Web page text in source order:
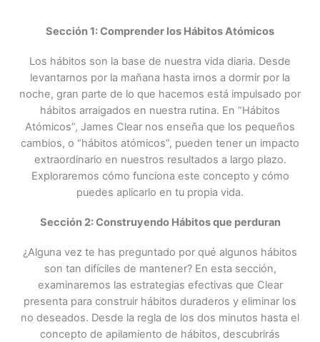
Sección 1: Comprender los Hábitos Atómicos
Los hábitos son la base de nuestra vida diaria. Desde
levantarnos por la mañana hasta irnos a dormir por la
noche, gran parte de lo que hacemos está impulsado por
hábitos arraigados en nuestra rutina. En “Hábitos
Atómicos”, James Clear nos enseña que los pequeños
cambios, o “hábitos atómicos”, pueden tener un impacto
extraordinario en nuestros resultados a largo plazo.
Exploraremos cómo funciona este concepto y cómo
puedes aplicarlo en tu propia vida.
Sección 2: Construyendo Hábitos que perduran
¿Alguna vez te has preguntado por qué algunos hábitos
son tan difíciles de mantener? En esta sección,
examinaremos las estrategias efectivas que Clear
presenta para construir hábitos duraderos y eliminar los
no deseados. Desde la regla de los dos minutos hasta el
concepto de apilamiento de hábitos, descubrirás